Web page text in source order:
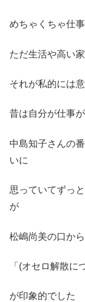
めちゃくちゃ仕
ただ生活や高い
それが私的には
昔は自分が仕事
中島知子さんの
いに
思っていてずっ
が
松嶋尚美の口から
「(オセロ解散に
が印象的でした